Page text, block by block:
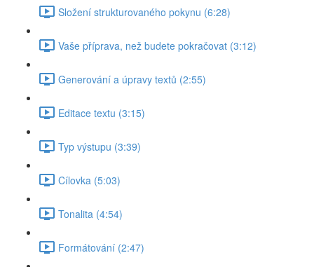
Složení strukturovaného pokynu (6:28)
Vaše příprava, než budete pokračovat (3:12)
Generování a úpravy textů (2:55)
Editace textu (3:15)
Typ výstupu (3:39)
Cílovka (5:03)
Tonalita (4:54)
Formátování (2:47)